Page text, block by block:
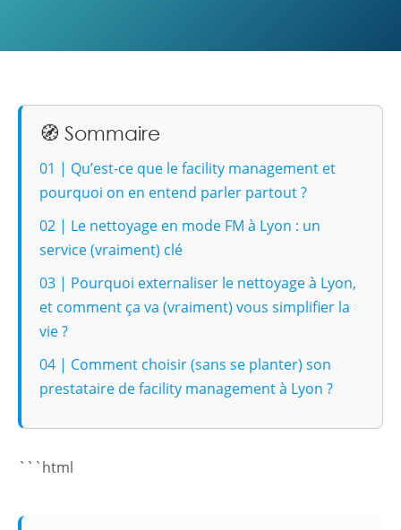
🧭 Sommaire
01 | Qu’est-ce que le facility management et
pourquoi on en entend parler partout ?
02 | Le nettoyage en mode FM à Lyon : un
service (vraiment) clé
03 | Pourquoi externaliser le nettoyage à Lyon,
et comment ça va (vraiment) vous simplifier la
vie ?
04 | Comment choisir (sans se planter) son
prestataire de facility management à Lyon ?
```html